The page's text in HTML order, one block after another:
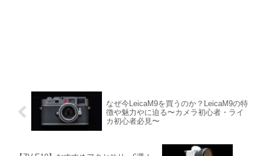
なぜ今LeicaM9を買うのか？LeicaM9の特
徴や魅力やに迫る〜カメラ初心者・ライ
カ初心者必見〜